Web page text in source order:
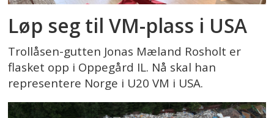
Løp seg til VM-plass i USA
Trollåsen-gutten Jonas Mæland Rosholt er
flasket opp i Oppegård IL. Nå skal han
representere Norge i U20 VM i USA.